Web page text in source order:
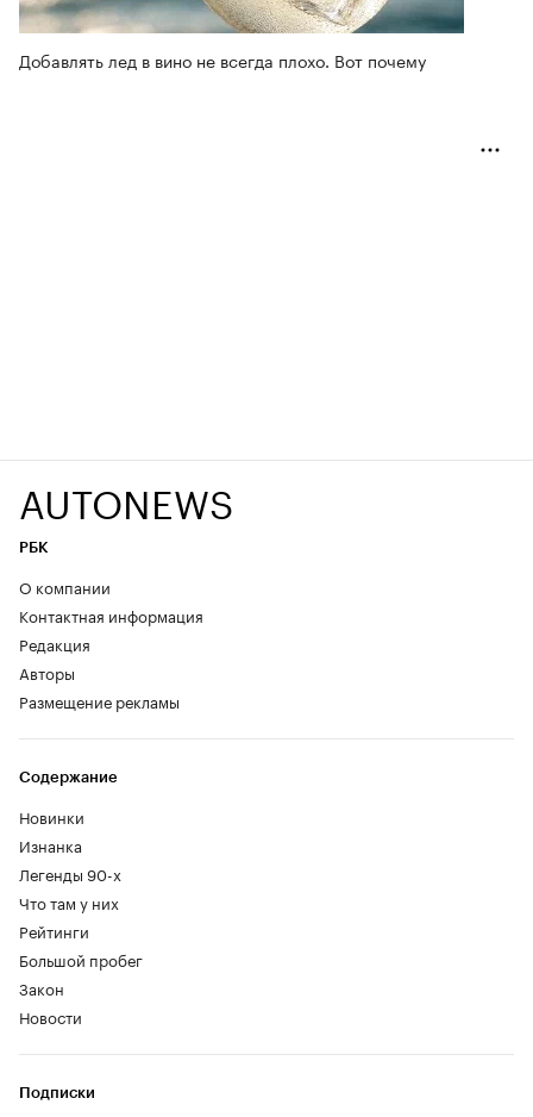
Добавлять лед в вино не всегда плохо. Вот почему
AUTONEWS
РБК
О компании
Контактная информация
Редакция
Авторы
Размещение рекламы
Содержание
Новинки
Изнанка
Легенды 90-х
Что там у них
Рейтинги
Большой пробег
Закон
Новости
Подписки